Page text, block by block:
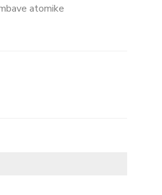
atomike